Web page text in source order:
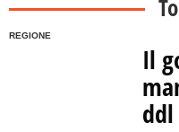
REGIONE
Il
ddl